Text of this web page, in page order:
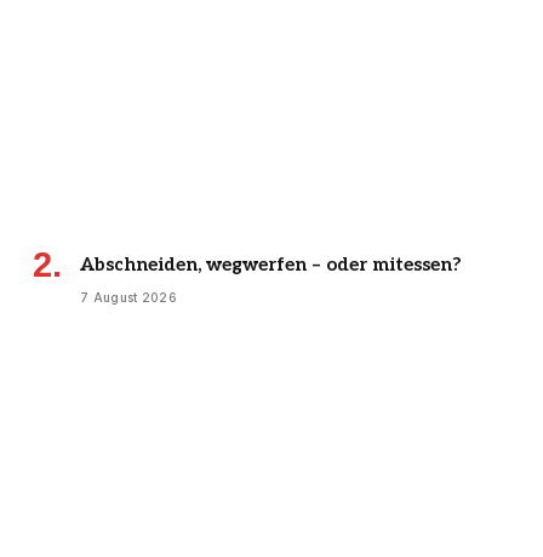
Abschneiden, wegwerfen – oder mitessen?
7 August 2026